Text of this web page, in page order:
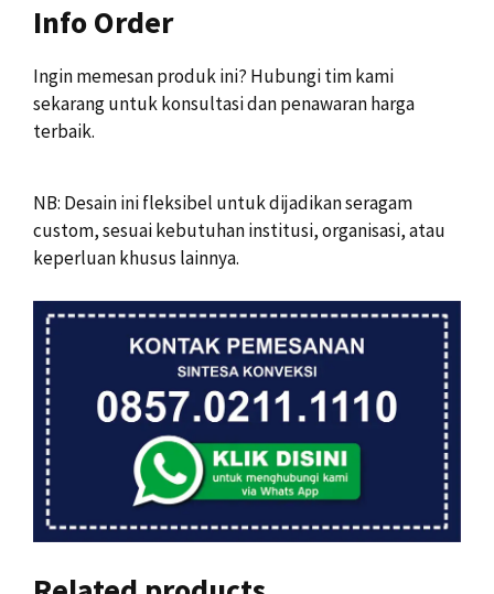
Info Order
Ingin memesan produk ini? Hubungi tim kami
sekarang untuk konsultasi dan penawaran harga
terbaik.
NB: Desain ini fleksibel untuk dijadikan seragam
custom, sesuai kebutuhan institusi, organisasi, atau
keperluan khusus lainnya.